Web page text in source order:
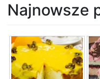
Najnowsze